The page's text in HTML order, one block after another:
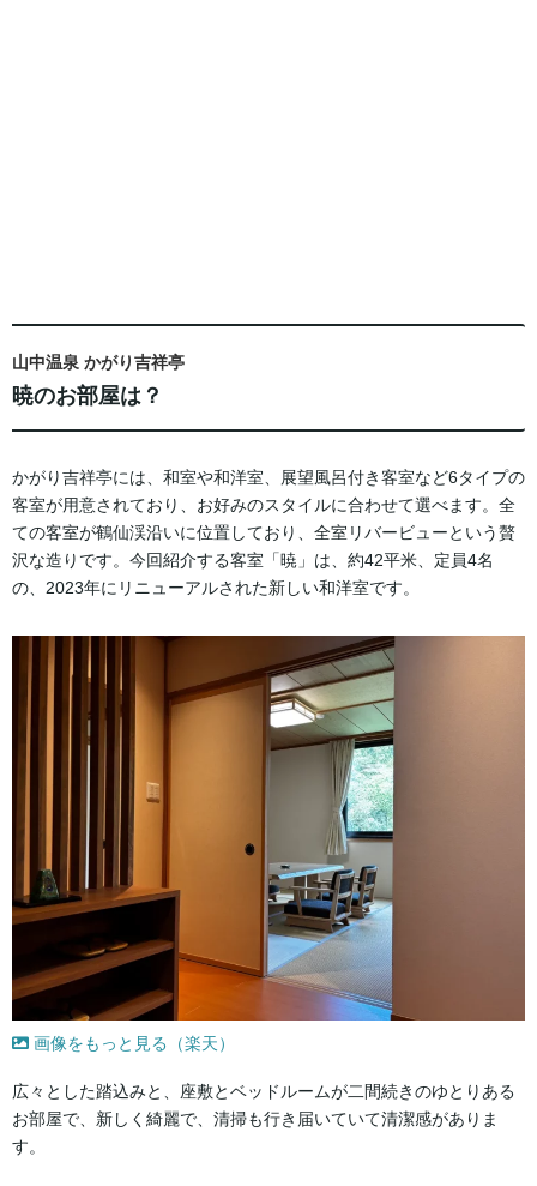
山中温泉 かがり吉祥亭
暁のお部屋は？
かがり吉祥亭には、和室や和洋室、展望風呂付き客室など6タイプの
客室が用意されており、お好みのスタイルに合わせて選べます。全
ての客室が鶴仙渓沿いに位置しており、全室リバービューという贅
沢な造りです。今回紹介する客室「暁」は、約42平米、定員4名
の、2023年にリニューアルされた新しい和洋室です。
画像をもっと見る（楽天）
広々とした踏込みと、座敷とベッドルームが二間続きのゆとりある
お部屋で、新しく綺麗で、清掃も行き届いていて清潔感がありま
す。